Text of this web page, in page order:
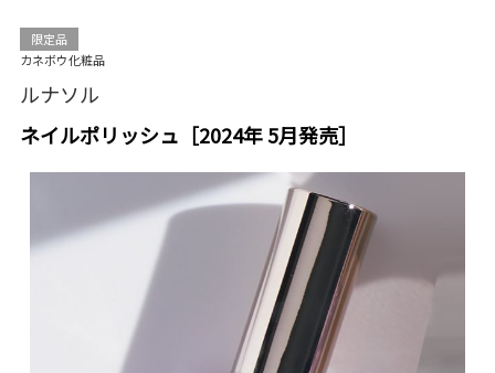
限定品
カネボウ化粧品
ルナソル
ネイルポリッシュ［2024年 5月発売］